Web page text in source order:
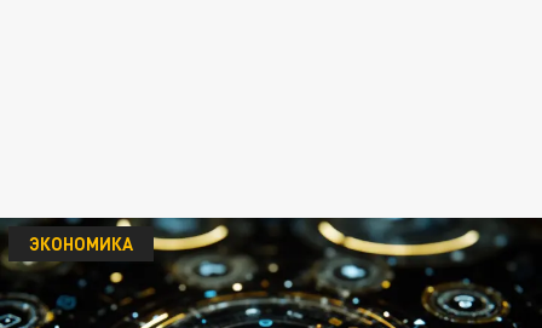
ЭКОНОМИКА